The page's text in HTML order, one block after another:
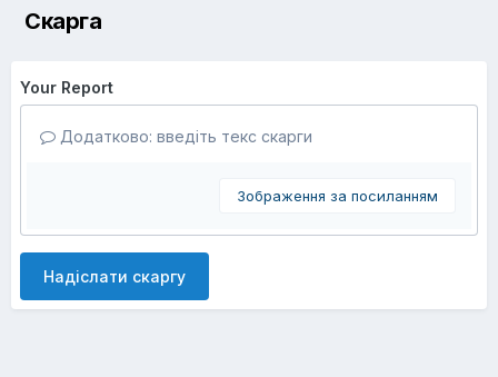
Скарга
Your Report
Додатково: введіть текс скарги
Зображення за посиланням
Надіслати скаргу